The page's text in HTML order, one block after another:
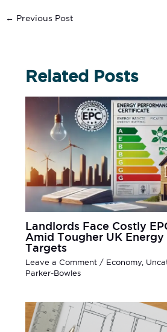
← Previous Post
Related Posts
Landlords Face Costly
Amid Tougher UK
Targets
Leave a Comment / Economy,
Parker-Bowles